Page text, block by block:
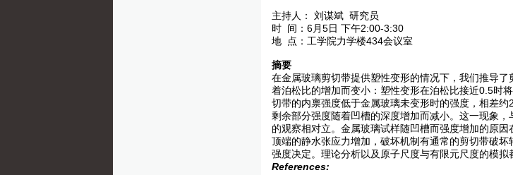
主持人： 刘谋斌 研究员
时 间：6月5日 下午2:00-3:30
地 点：工学院力学楼434会议室
摘要
在金属玻璃剪切带提供塑性变形的情况下，我们推导
着泊松比的增加而变小：塑性变形在泊松比接近0.5时
切带的内禀强度低于金属玻璃未变形时的强度，相差
剩余部分强度随着凹槽的深度增加而减小。这一现象
的观察相对立。金属玻璃试样随凹槽而强度增加的原
顶端的静水张应力增加，破坏机制有通常的剪切带破
强度决定。理论分析以及原子尺度与有限元尺度的模拟
References: